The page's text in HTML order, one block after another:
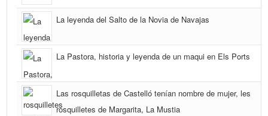
La leyenda del Salto de la Novia de Navajas
La Pastora, historia y leyenda de un maqui en Els Ports
Las rosquilletas de Castelló tenían nombre de mujer, les
rosquilletes de Margarita, La Mustia